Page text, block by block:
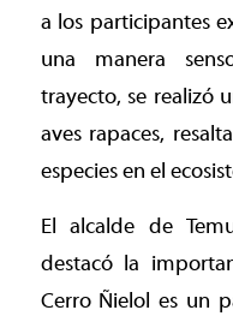
a los participantes
una manera
trayecto, se realizó
aves rapaces,
especies en el
El alcalde de
destacó la
Cerro Ñielol es un